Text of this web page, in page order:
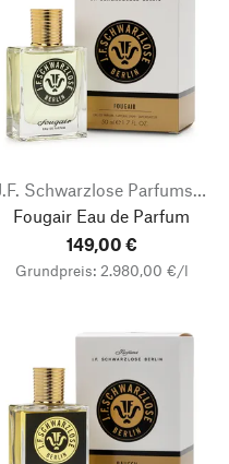
J.F. Schwarzlose Parfums Berlin
Fougair Eau de Parfum
149,00 €
Grundpreis: 2.980,00 €/l